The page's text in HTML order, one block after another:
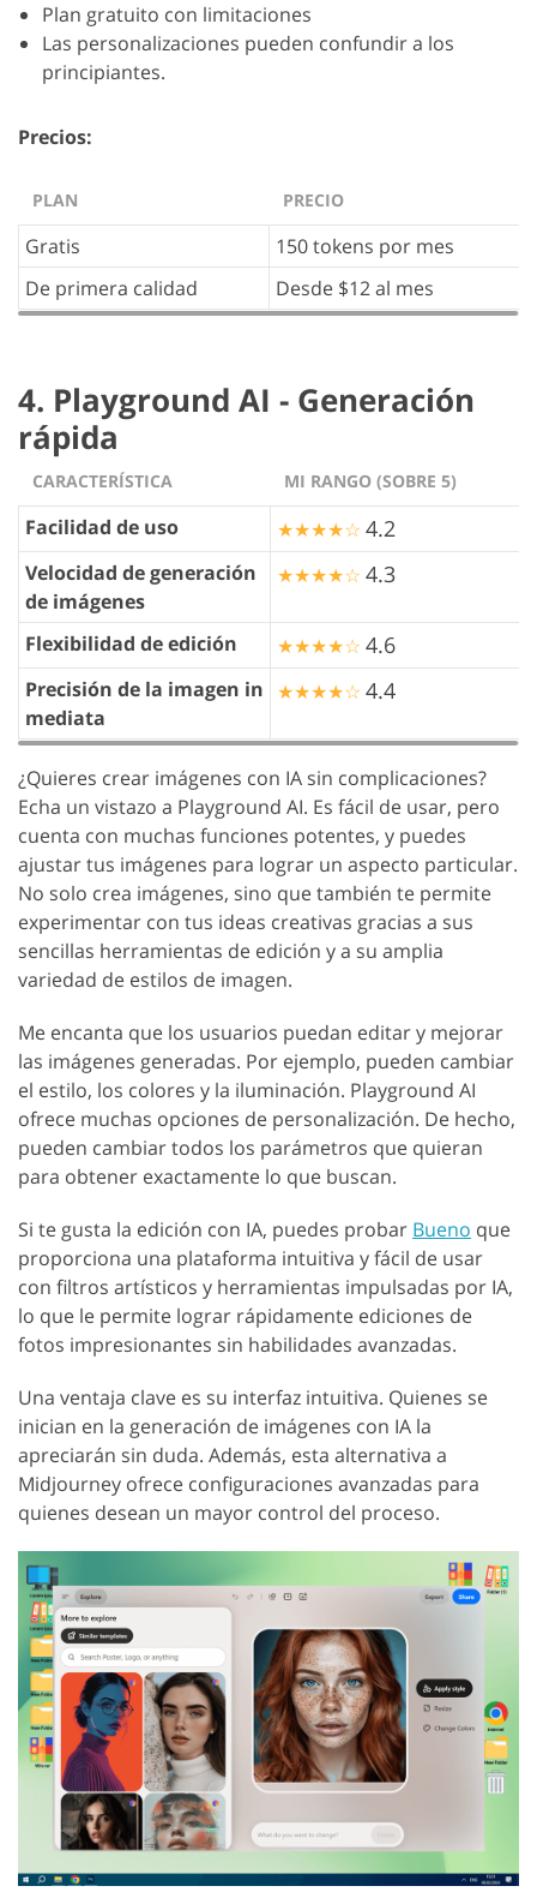
Plan gratuito con limitaciones
Las personalizaciones pueden confundir a los
principiantes.
Precios:
PLAN PRECIO
Gratis
150 tokens por mes
De primera calidad
Desde $12 al mes
4. Playground AI - Generación
rápida
CARACTERÍSTICA MI RANGO (SOBRE 5)
Facilidad de uso ★★★★☆ 4.2
Velocidad de generación
de imágenes
★★★★☆ 4.3
Flexibilidad de edición ★★★★☆ 4.6
Precisión de la imagen in
mediata
★★★★☆ 4.4
¿Quieres crear imágenes con IA sin complicaciones?
Echa un vistazo a Playground AI. Es fácil de usar, pero
cuenta con muchas funciones potentes, y puedes
ajustar tus imágenes para lograr un aspecto particular.
No solo crea imágenes, sino que también te permite
experimentar con tus ideas creativas gracias a sus
sencillas herramientas de edición y a su amplia
variedad de estilos de imagen.
Me encanta que los usuarios puedan editar y mejorar
las imágenes generadas. Por ejemplo, pueden cambiar
el estilo, los colores y la iluminación. Playground AI
ofrece muchas opciones de personalización. De hecho,
pueden cambiar todos los parámetros que quieran
para obtener exactamente lo que buscan.
Si te gusta la edición con IA, puedes probar Bueno que
proporciona una plataforma intuitiva y fácil de usar
con filtros artísticos y herramientas impulsadas por IA,
lo que le permite lograr rápidamente ediciones de
fotos impresionantes sin habilidades avanzadas.
Una ventaja clave es su interfaz intuitiva. Quienes se
inician en la generación de imágenes con IA la
apreciarán sin duda. Además, esta alternativa a
Midjourney ofrece configuraciones avanzadas para
quienes desean un mayor control del proceso.